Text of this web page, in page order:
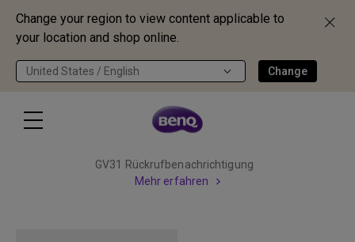
Change your region to view content applicable to
your location and shop online.
United States / English Change
GV31 Rückrufbenachrichtigung
Mehr erfahren